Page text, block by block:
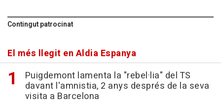
Contingut patrocinat
El més llegit en Aldia Espanya
Puigdemont lamenta la "rebel·lia" del TS
davant l'amnistia, 2 anys després de la seva
visita a Barcelona